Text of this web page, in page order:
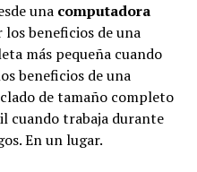
una computadora
beneficios de una
más pequeña cuando
beneficios de una
de tamaño completo
cuando trabaja durante
En un lugar.